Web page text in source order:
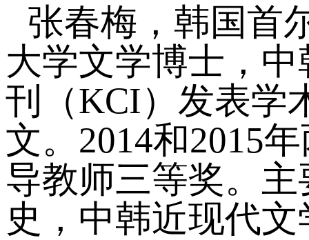
张春梅，韩国首
大学文学博士，
刊（KCI）发表学
文。2014和2015
导教师三等奖。
史，中韩近现代